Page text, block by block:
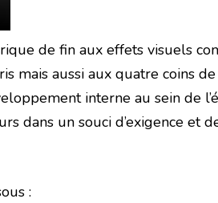
de fin aux effets visuels
mais aussi aux quatre coins
interne au sein de
dans un souci d’exigence et
: